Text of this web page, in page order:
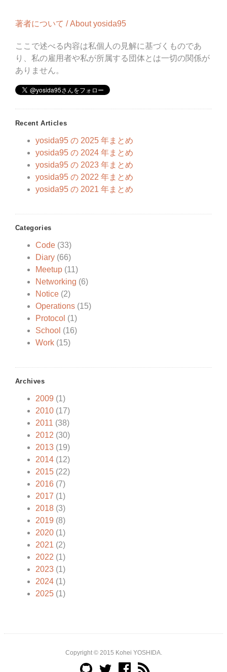
著者について / About yosida95
ここで述べる内容は私個人の見解に基づくものであ
り、私の雇用者や私が所属する団体とは一切の関係が
ありません。
Recent Articles
yosida95 の 2025 年まとめ
yosida95 の 2024 年まとめ
yosida95 の 2023 年まとめ
yosida95 の 2022 年まとめ
yosida95 の 2021 年まとめ
Categories
Code(33)
Diary(66)
Meetup(11)
Networking (6)
Notice(2)
Operations(15)
Protocol (1)
School (16)
Work(15)
Archives
2009 (1)
2010(17)
2011 (38)
2012 (30)
2013(19)
2014(12)
2015(22)
2016(7)
2017 (1)
2018(3)
2019 (8)
2020(1)
2021 (2)
2022 (1)
2023(1)
2024(1)
2025(1)
Copyright © 2015 Kohei YOSHIDA.